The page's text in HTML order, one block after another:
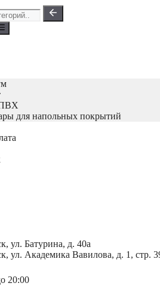
для напольных покрытий
ул. Батурина, д. 40а
ул. Академика Вавилова, д. 1, стр.
20:00